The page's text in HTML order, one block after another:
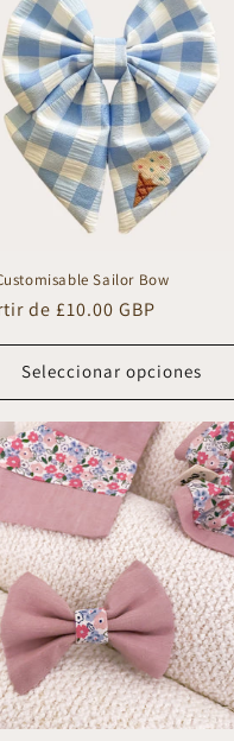
Sailor Bow
de £10.00 GBP
Seleccionar opciones